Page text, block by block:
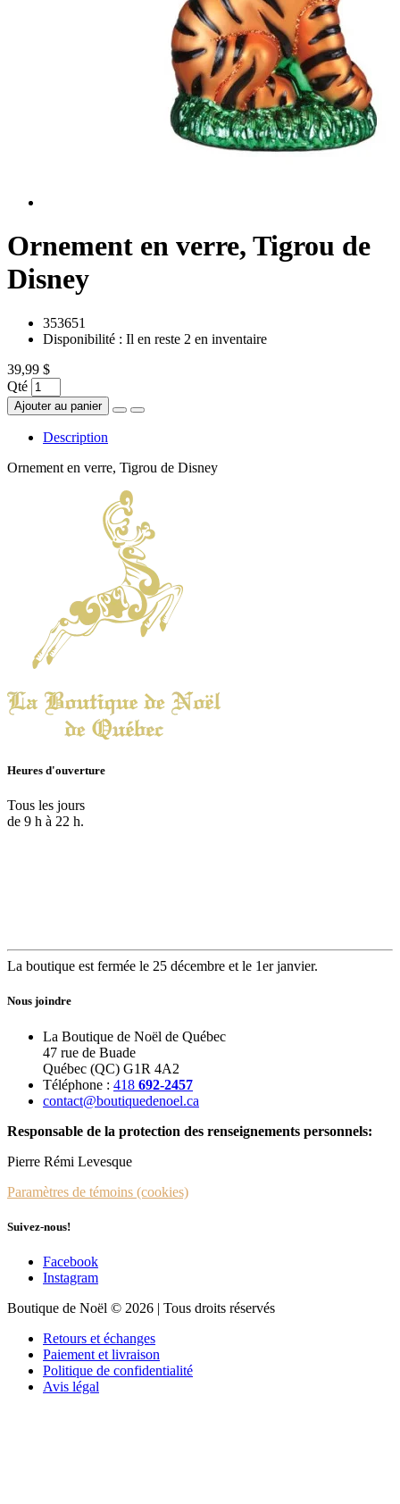
Ornement en verre, Tigrou de
Disney
353651
Disponibilité : Il en reste 2 en inventaire
39,99 $
Qté
Ajouter au panier
Description
Ornement en verre, Tigrou de Disney
Heures d'ouverture
Tous les jours
de 9 h à 22 h.
La boutique est fermée le 25 décembre et le 1er janvier.
Nous joindre
La Boutique de Noël de Québec
47 rue de Buade
Québec (QC) G1R 4A2
Téléphone : 418 692-2457
contact@boutiquedenoel.ca
Responsable de la protection des renseignements personnels:
Pierre Rémi Levesque
Paramètres de témoins (cookies)
Suivez-nous!
Facebook
Instagram
Boutique de Noël © 2026 | Tous droits réservés
Retours et échanges
Paiement et livraison
Politique de confidentialité
Avis légal